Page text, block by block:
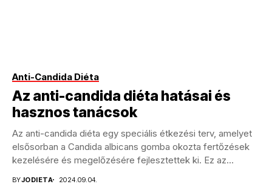
Anti-Candida Diéta
Az anti-candida diéta hatásai és
hasznos tanácsok
Az anti-candida diéta egy speciális étkezési terv, amelyet
elsősorban a Candida albicans gomba okozta fertőzések
kezelésére és megelőzésére fejlesztettek ki. Ez az
BYJODIETA 2024.09.04.